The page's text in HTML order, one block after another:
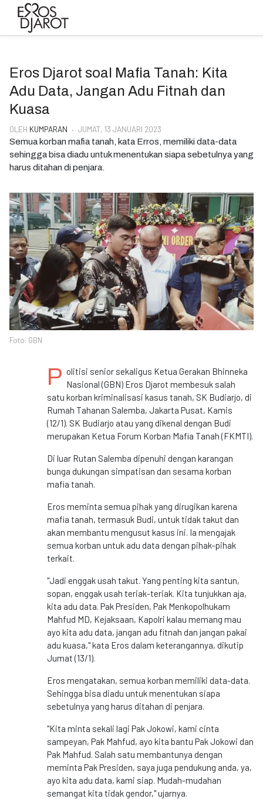
Eros Djarot soal Mafia Tanah: Kita
Adu Data, Jangan Adu Fitnah dan
Kuasa
OLEH KUMPARAN JUMAT, 13 JANUARI 2023
Semua korban mafia tanah, kata Erros, memiliki data-data
sehingga bisa diadu untuk menentukan siapa sebetulnya yang
harus ditahan di penjara.
Foto: GBN
P olitisi senior sekaligus Ketua Gerakan Bhinneka
Nasional (GBN) Eros Djarot membesuk salah
satu korban kriminalisasi kasus tanah, SK Budiarjo, di
Rumah Tahanan Salemba, Jakarta Pusat, Kamis
(12/1). SK Budiarjo atau yang dikenal dengan Budi
merupakan Ketua Forum Korban Mafia Tanah (FKMTI).
Di luar Rutan Salemba dipenuhi dengan karangan
bunga dukungan simpatisan dan sesama korban
mafia tanah.
Eros meminta semua pihak yang dirugikan karena
mafia tanah, termasuk Budi, untuk tidak takut dan
akan membantu mengusut kasus ini. Ia mengajak
semua korban untuk adu data dengan pihak-pihak
terkait.
"Jadi enggak usah takut. Yang penting kita santun,
sopan, enggak usah teriak-teriak. Kita tunjukkan aja,
kita adu data. Pak Presiden, Pak Menkopolhukam
Mahfud MD, Kejaksaan, Kapolri kalau memang mau
ayo kita adu data, jangan adu fitnah dan jangan pakai
adu kuasa," kata Eros dalam keterangannya, dikutip
Jumat (13/1).
Eros mengatakan, semua korban memiliki data-data.
Sehingga bisa diadu untuk menentukan siapa
sebetulnya yang harus ditahan di penjara.
"Kita minta sekali lagi Pak Jokowi, kami cinta
sampeyan, Pak Mahfud, ayo kita bantu Pak Jokowi dan
Pak Mahfud. Salah satu membantunya dengan
meminta Pak Presiden, saya juga pendukung anda, ya,
ayo kita adu data, kami siap. Mudah-mudahan
semangat kita tidak gendor," ujarnya.